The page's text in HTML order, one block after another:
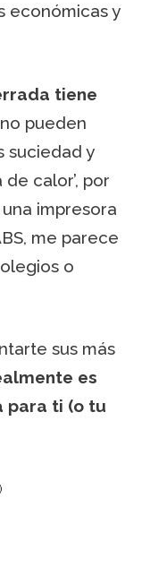
económicas y
tiene
pueden
suciedad y
calor’, por
impresora
me parece
o
sus más
es
para ti (o tu